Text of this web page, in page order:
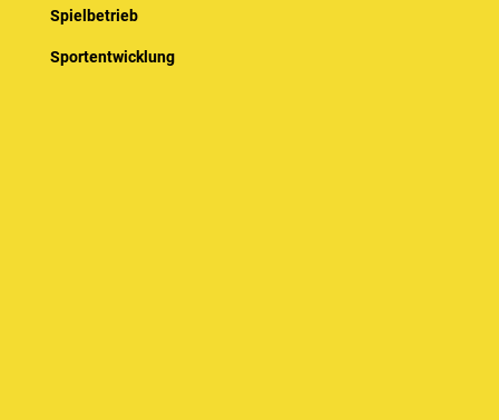
Spielbetrieb
Sportentwicklung